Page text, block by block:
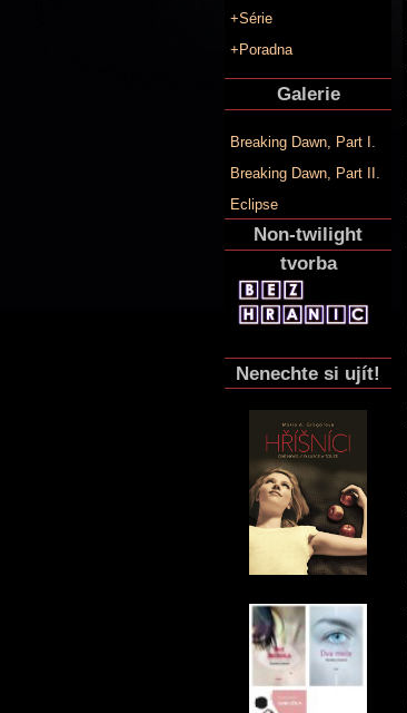
+Série
+Poradna
Galerie
Breaking Dawn, Part I.
Breaking Dawn, Part II.
Eclipse
Non-twilight
tvorba
Nenechte si ujít!